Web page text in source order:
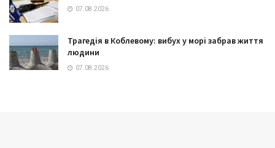
07.08.2026
Трагедія в Коблевому: вибух у морі забрав життя
людини
07.08.2026